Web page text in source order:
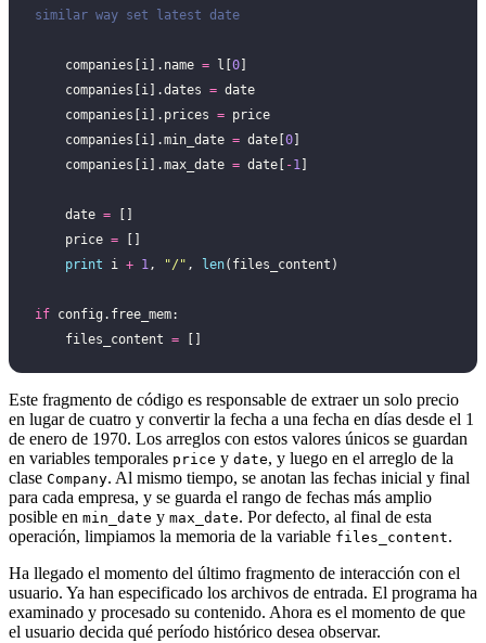
similar way set latest date
    companies[i].name
= l[ 0
    companies[i].dates
= date
    companies[i].prices
= price
    companies[i].min_date
= date[ 0
    companies[i].max_date
= date[ -1
    date
=
    price
=
    print
i + 1, "/" , len(files_content)
if config.free_mem:
    files_content
=
Este fragmento de código es responsable de extraer un solo precio
en lugar de cuatro y convertir la fecha a una fecha en días desde el 1
de enero de 1970. Los arreglos con estos valores únicos se guardan
en variables temporales price y date, y luego en el arreglo de la
clase Company. Al mismo tiempo, se anotan las fechas inicial y final
para cada empresa, y se guarda el rango de fechas más amplio
posible en min_date y max_date. Por defecto, al final de esta
operación, limpiamos la memoria de la variable files_content.
Ha llegado el momento del último fragmento de interacción con el
usuario. Ya han especificado los archivos de entrada. El programa ha
examinado y procesado su contenido. Ahora es el momento de que
el usuario decida qué período histórico desea observar.